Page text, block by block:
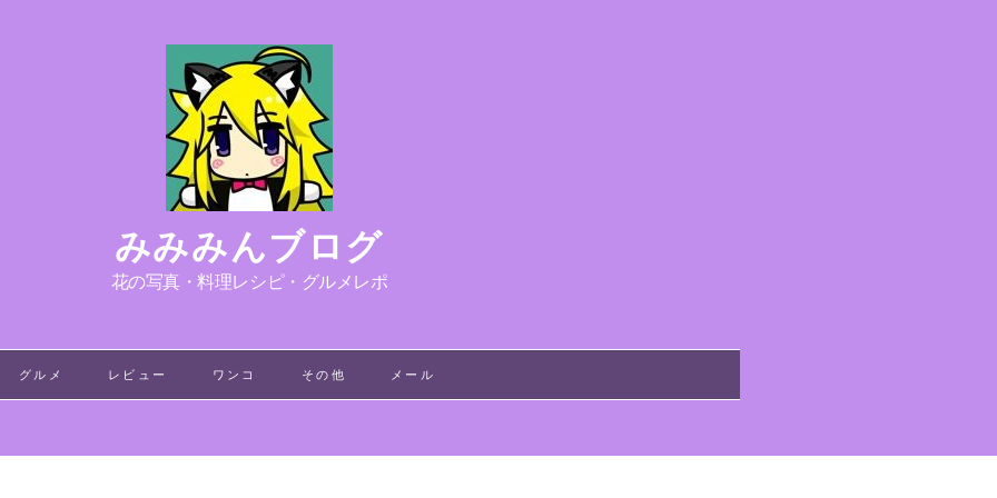
みみみんブログ
花の写真・料理レシピ・グルメレポ
グルメ レビュー ワンコ その他 メール